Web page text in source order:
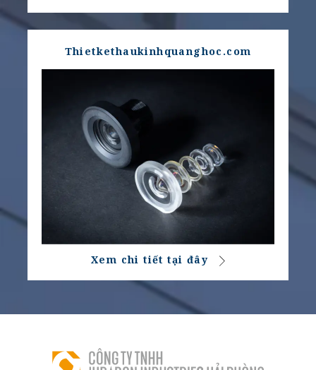
Thietkethaukinhquanghoc.com
Xem chi tiết tại đây